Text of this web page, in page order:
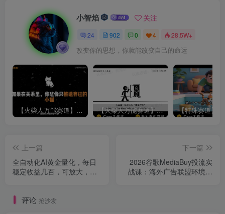
小智焰 关注
24 902 0 4 28.5W+
改变你的思想，你就能改变自己的命运
【火柴人万能赛道】火柴人心理学插画讲解视频丨扣子工作流智能体搭建coze工作流 【火柴人万能赛道】火柴人心理学智能文案视频丨扣子工作流智能体搭建coze工作流
上一篇
全自动化AI黄金量化，每日
稳定收益几百，可放大，可
下一篇
2026谷歌MediaBuy投流实
战课：海外广告联盟环境搭
评论 抢沙发